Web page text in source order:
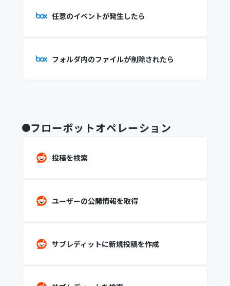
任意のイベントが発生したら
フォルダ内のファイルが削除されたら
フローボットオペレーション
投稿を検索
ユーザーの公開情報を取得
サブレディットに新規投稿を作成